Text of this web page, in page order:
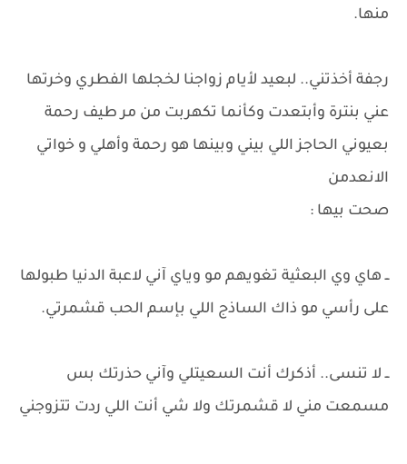
منها.
رجفة أخذتني.. لبعيد لأيام زواجنا لخجلها الفطري وخرتها
عني بنترة وأبتعدت وكأنما تكهربت من مر طيف رحمة
بعيوني الحاجز اللي بيني وبينها هو رحمة وأهلي و خواتي
الانعدمن
​صحت بيها :
ــ هاي وي البعثية تغويهم مو وياي آني لاعبة الدنيا طبولها
على رأسي مو ذاك الساذج اللي بإسم الحب قشمرتي.
ــ لا تنسى.. أذكرك أنت السعيتلي وآني حذرتك بس
مسمعت مني لا قشمرتك ولا شي أنت اللي ردت تتزوجني